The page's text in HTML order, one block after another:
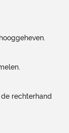
rechterhand